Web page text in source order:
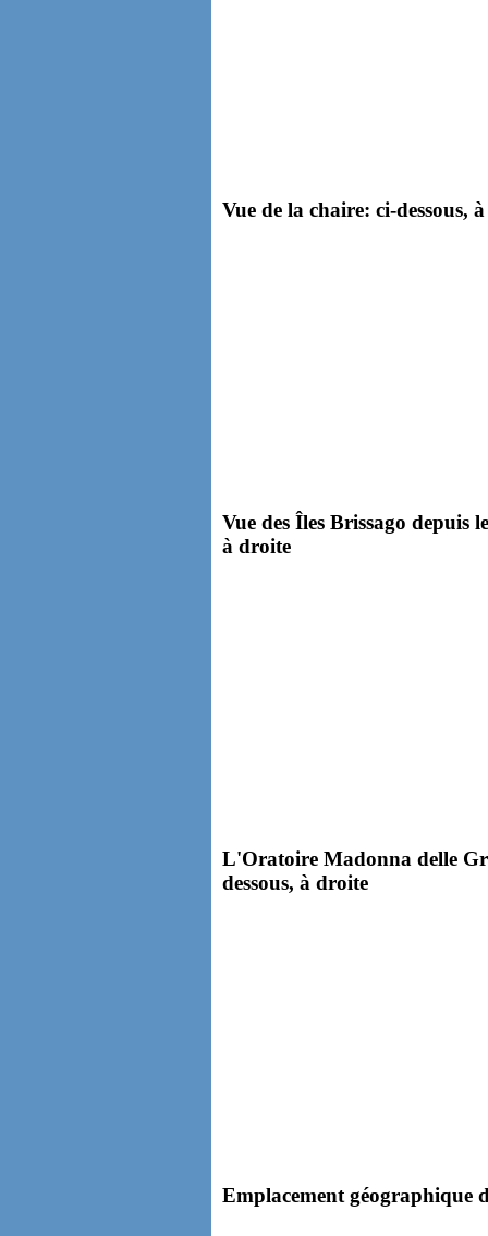
Vue de la chaire: ci-dessous,
Vue des Îles Brissago depuis
à droite
L'Oratoire Madonna delle
dessous, à droite
Emplacement géographique